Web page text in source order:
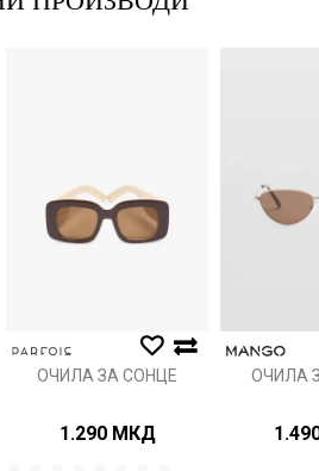
колку е 4 + 1 :
ОЧИЛА ЗА СОНЦЕ
1.290 МКД
ОЧИЛА